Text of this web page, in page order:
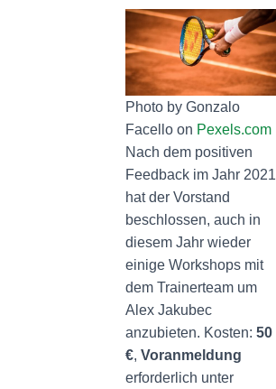
Photo by Gonzalo
Facello on Pexels.com
Nach dem positiven
Feedback im Jahr 2021
hat der Vorstand
beschlossen, auch in
diesem Jahr wieder
einige Workshops mit
dem Trainerteam um
Alex Jakubec
anzubieten. Kosten: 50
€, Voranmeldung
erforderlich unter